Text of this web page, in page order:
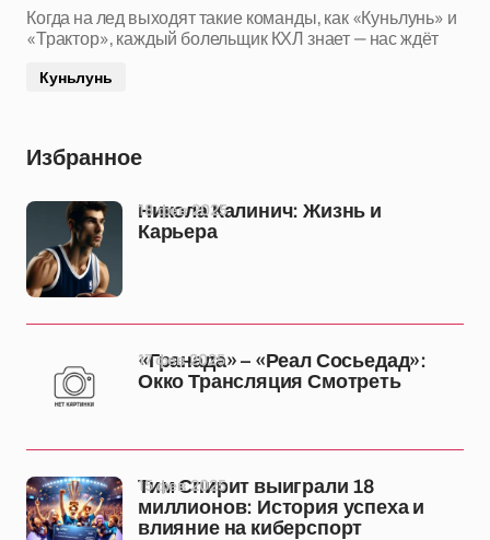
Когда на лед выходят такие команды, как «Куньлунь» и
«Трактор», каждый болельщик КХЛ знает — нас ждёт
Куньлунь
Избранное
Никола Калинич: Жизнь и
Карьера
18 фев 2025
«Гранада» – «Реал Сосьедад»:
Окко Трансляция Смотреть
17 фев 2025
Тим Спирит выиграли 18
миллионов: История успеха и
влияние на киберспорт
15 фев 2025